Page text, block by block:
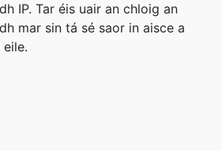
IP. Tar éis uair an chloig an
mar sin tá sé saor in aisce a